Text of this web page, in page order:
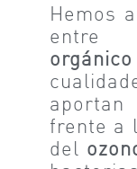
Hemos
orgánico
frente a
del